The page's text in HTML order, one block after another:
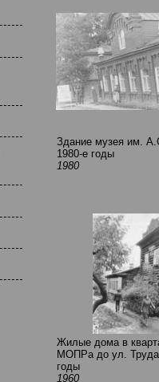
Здание музея им.
1980-е годы
1980
Жилые дома в
МОПРа до ул.
годы
1960